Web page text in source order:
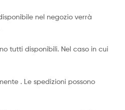
nel negozio verrà
tutti disponibili. Nel caso in cui
. Le spedizioni possono